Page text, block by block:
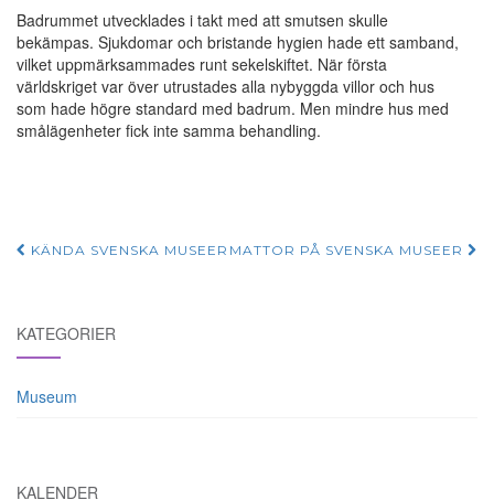
Badrummet utvecklades i takt med att smutsen skulle
bekämpas. Sjukdomar och bristande hygien hade ett samband,
vilket uppmärksammades runt sekelskiftet. När första
världskriget var över utrustades alla nybyggda villor och hus
som hade högre standard med badrum. Men mindre hus med
smålägenheter fick inte samma behandling.
Post
KÄNDA SVENSKA MUSEER MATTOR PÅ SVENSKA MUSEER
KATEGORIER
Museum
KALENDER